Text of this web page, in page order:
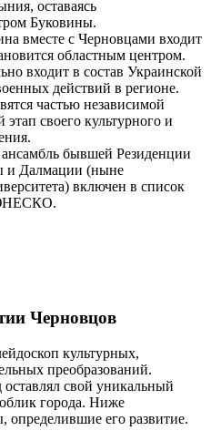
оставаясь
Буковины.
вместе с Черновцами входит
областным центром.
входит в состав Украинской
действий в регионе.
частью независимой
своего культурного и
бывшей Резиденции
и Далмации (ныне
включен в список
Черновцов
культурных,
преобразований.
свой уникальный
города. Ниже
определившие его развитие.